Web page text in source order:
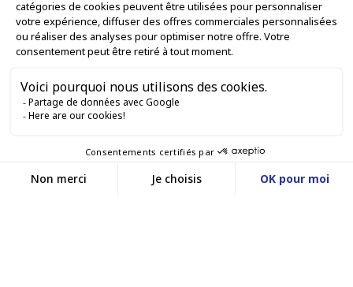
SERVICES VENTE EN LIGNE 
Nous contacter
NOS AGENCES
03 88 55 17 75
entre 9h et 12h puis